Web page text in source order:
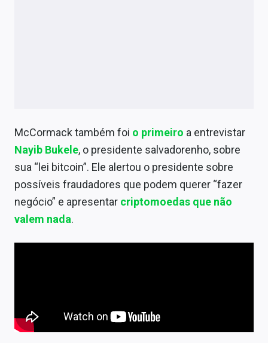
McCormack também foi o primeiro a entrevistar
Nayib Bukele, o presidente salvadorenho, sobre
sua “lei bitcoin”. Ele alertou o presidente sobre
possíveis fraudadores que podem querer “fazer
negócio” e apresentar criptomoedas que não
valem nada.